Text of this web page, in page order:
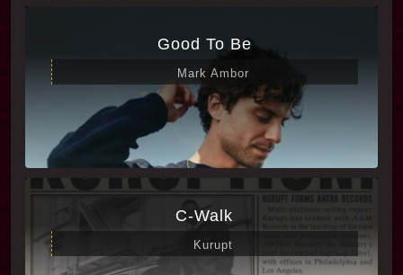
به‌عنوان نمونه، آهنگ «Feel the Fire» با صدای
دلنشینش در برخی صحنه‌های درگیری پخش می‌شود و
علاوه بر افزایش تنش، یک حس عمق انسانی و انگیزه
پشت عمل شخصیت‌ها را به نمایش می‌گذارد. همچنین
آهنگ‌هایی که بیانگر شور و نشاط زندگی یا ناامیدی
هستند، به تقویت لایه‌های احساسی فیلم کمک می‌کنند
و باعث توجه بیشتر مخاطب می‌شوند.
### معرفی برخی خوانندگان و هنرمندان در موسیقی
Good To Be
Mark Ambor
C-Walk
Kurupt